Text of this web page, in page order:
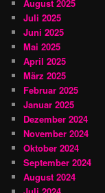
August 2025
Juli 2025
Juni 2025
Mai 2025
April 2025
März 2025
Februar 2025
Januar 2025
Dezember 2024
November 2024
Oktober 2024
September 2024
August 2024